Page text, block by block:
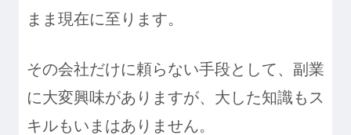
まま現在に至ります。
その会社だけに頼らない手段として、副業
に大変興味がありますが、大した知識もス
キルもいまはありません。